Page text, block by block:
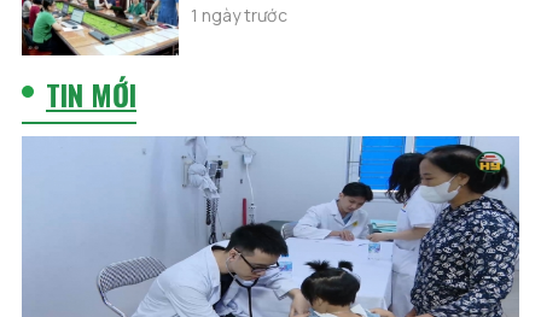
1 ngày trước
TIN MỚI